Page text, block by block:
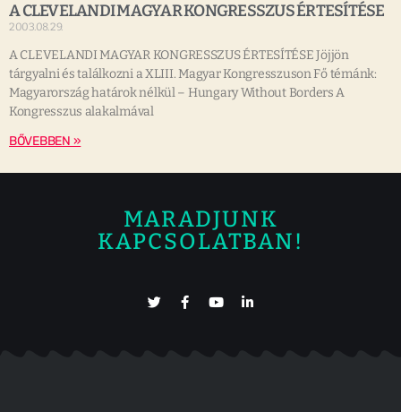
A CLEVELANDI MAGYAR KONGRESSZUS ÉRTESÍTÉSE
2003.08.29.
A CLEVELANDI MAGYAR KONGRESSZUS ÉRTESÍTÉSE Jöjjön
tárgyalni és találkozni a XLIII. Magyar Kongresszuson Fő témánk:
Magyarország határok nélkül – Hungary Without Borders A
Kongresszus alakalmával
BŐVEBBEN »
MARADJUNK
KAPCSOLATBAN!